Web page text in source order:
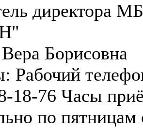
директора
Борисовна
Рабочий
18-76 Часы
по пятницам